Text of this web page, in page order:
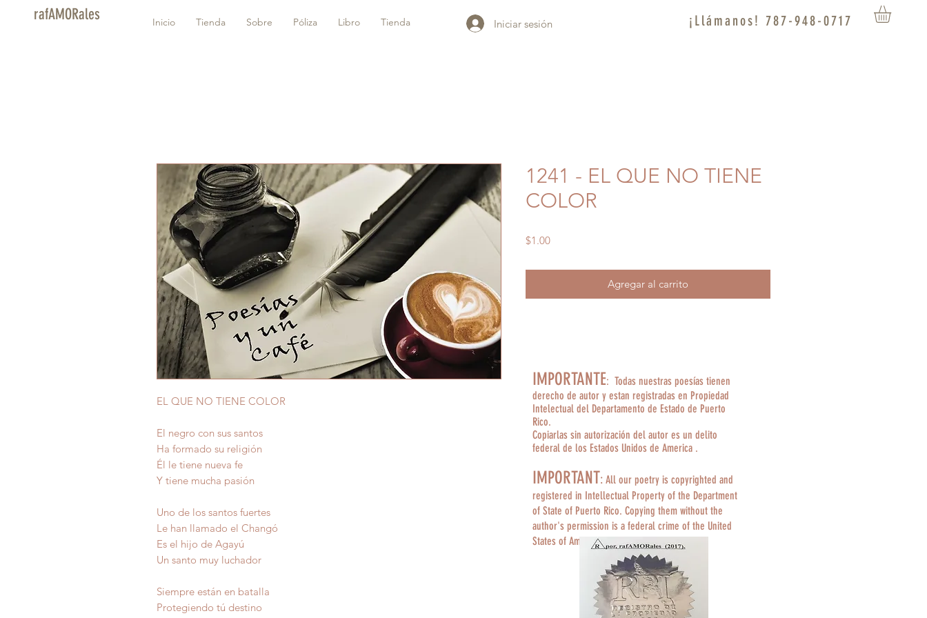
rafAMORales Inicio Tienda Sobre Póliza Libro Tienda Iniciar sesión ¡Llámanos! 787-948-0717
EL QUE NO TIENE COLOR
El negro con sus santos
Ha formado su religión
Él le tiene nueva fe
Y tiene mucha pasión
Uno de los santos fuertes
Le han llamado el Changó
Es el hijo de Agayú
Un santo muy luchador
Siempre están en batalla
Protegiendo tú destino
1241 - EL QUE NO TIENE
COLOR
$1.00Precio
Agregar al carrito
IMPORTANTE: Todas nuestras poesías tienen
derecho de autor y estan registradas en Propiedad
Intelectual del Departamento de Estado de Puerto
Rico.
Copiarlas sin autorización del autor es un delito
federal de los Estados Unidos de America .
IMPORTANT: All our poetry is copyrighted and
registered in Intellectual Property of the Department
of State of Puerto Rico. Copying them without the
author's permission is a federal crime of the United
States of America.